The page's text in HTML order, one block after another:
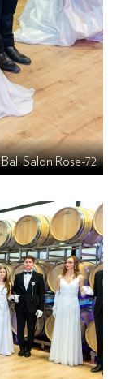
Ball Salon Rose-72